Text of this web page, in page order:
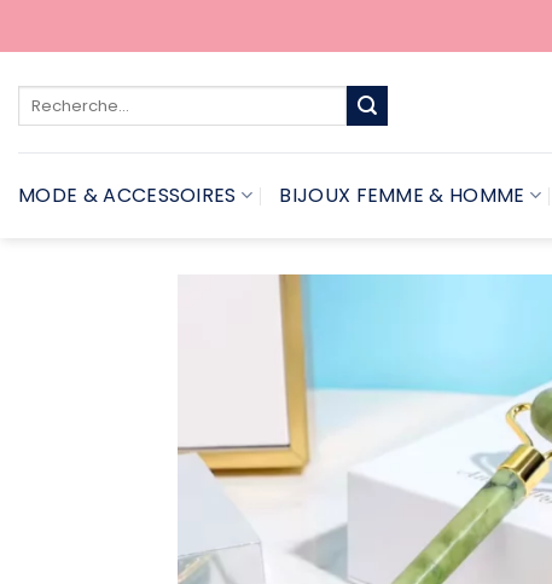
Recherche
MODE & ACCESSOIRES BIJOUX FEMME & HOMME